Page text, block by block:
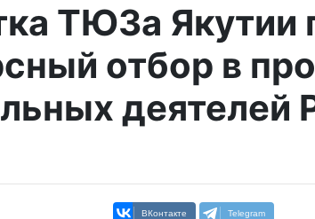
ТЮЗа Якутии
отбор в
деятелей
ВКонтакте Telegram